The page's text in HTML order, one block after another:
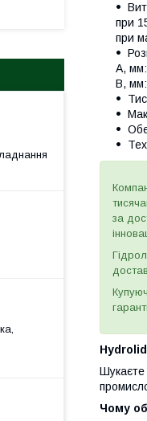
при
при
A,
B,
за
Чому